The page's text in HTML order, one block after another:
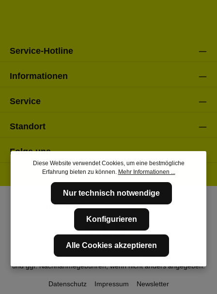
Service-Hotline
Informationen
Service
Standort
Folge uns
* Alle Preise inkl. gesetzl. Mehrwertsteuer zzgl.Versandkosten
und ggf. Nachnahmegebühren, wenn nicht anders angegeben.
Datenschutz Impressum Newsletter
Diese Website verwendet Cookies, um eine bestmögliche
Erfahrung bieten zu können. Mehr Informationen ...
Nur technisch notwendige
Konfigurieren
Alle Cookies akzeptieren